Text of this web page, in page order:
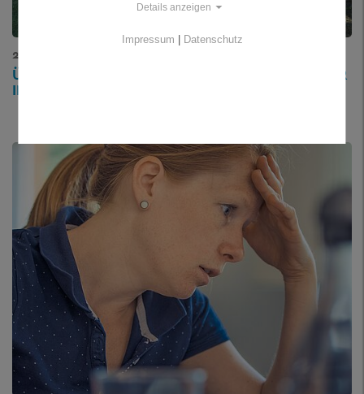
27.08.2025
ÜBERGABE VON UV-INDEXTAFELN AN FREIBÄDER
IM LANDKREIS FREYUNG-GRAFENAU
Details anzeigen
Impressum | Datenschutz